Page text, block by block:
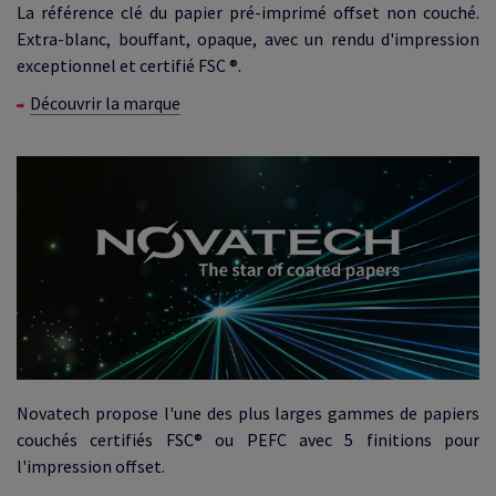
La référence clé du papier pré-imprimé offset non couché.
Extra-blanc, bouffant, opaque, avec un rendu d'impression
exceptionnel et certifié FSC ®.
Découvrir la marque
Novatech propose l'une des plus larges gammes de papiers
couchés certifiés FSC® ou PEFC avec 5 finitions pour
l'impression offset.